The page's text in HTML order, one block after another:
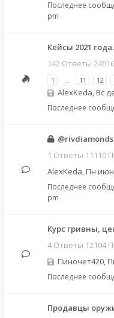
Последнее
pm
Кейсы 2021
142 Ответы
1 … 11 12
AlexKeda, Вс
Последнее
@rivdiamonds
1 Ответы 11110
AlexKeda, Пн июн
Последнее
pm
Курс гривны,
4 Ответы 12104
Пиночет420,
Последнее
Продавцы